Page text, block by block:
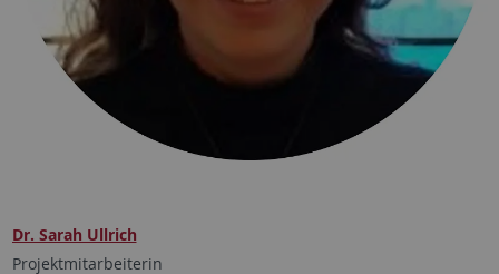
Dr. Sarah Ullrich
Projektmitarbeiterin